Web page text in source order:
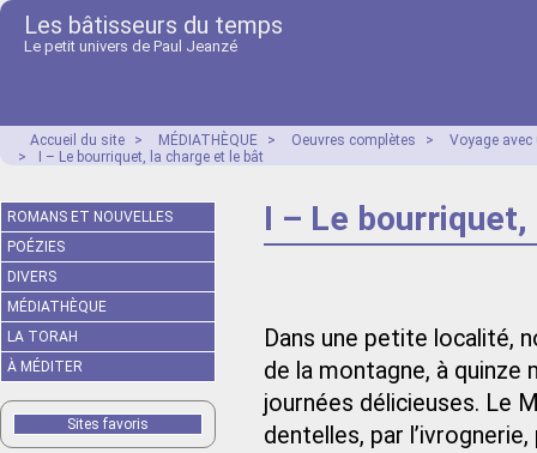
Les bâtisseurs du temps
Le petit univers de Paul Jeanzé
Accueil du site > MÉDIATHÈQUE > Oeuvres complètes >
Voyage avec
>
I – Le bourriquet, la charge et le bât
I – Le
Dans une petite localité,
de la montagne, à quinze
journées délicieuses. Le
dentelles, par
ROMANS ET NOUVELLES
POÉZIES
DIVERS
MÉDIATHÈQUE
LA TORAH
À MÉDITER
Sites favoris